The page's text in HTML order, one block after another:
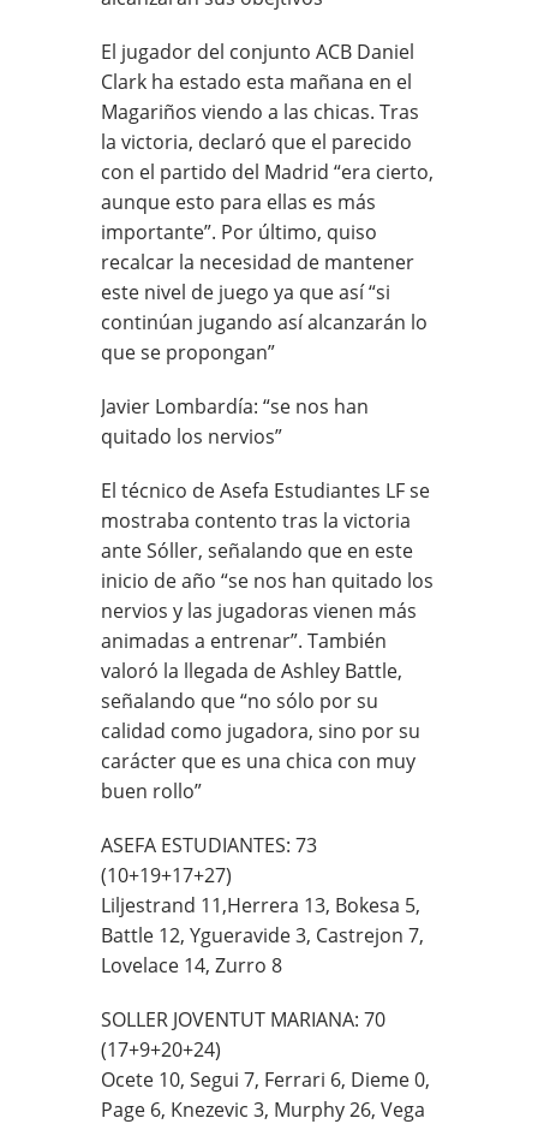
El jugador del conjunto ACB Daniel
Clark ha estado esta mañana en el
Magariños viendo a las chicas. Tras
la victoria, declaró que el parecido
con el partido del Madrid “era cierto,
aunque esto para ellas es más
importante”. Por último, quiso
recalcar la necesidad de mantener
este nivel de juego ya que así “si
continúan jugando así alcanzarán lo
que se propongan”
Javier Lombardía: “se nos han
quitado los nervios”
El técnico de Asefa Estudiantes LF se
mostraba contento tras la victoria
ante Sóller, señalando que en este
inicio de año “se nos han quitado los
nervios y las jugadoras vienen más
animadas a entrenar”. También
valoró la llegada de Ashley Battle,
señalando que “no sólo por su
calidad como jugadora, sino por su
carácter que es una chica con muy
buen rollo”
ASEFA ESTUDIANTES: 73
(10+19+17+27)
Liljestrand 11,Herrera 13, Bokesa 5,
Battle 12, Ygueravide 3, Castrejon 7,
Lovelace 14, Zurro 8
SOLLER JOVENTUT MARIANA: 70
(17+9+20+24)
Ocete 10, Segui 7, Ferrari 6, Dieme 0,
Page 6, Knezevic 3, Murphy 26, Vega